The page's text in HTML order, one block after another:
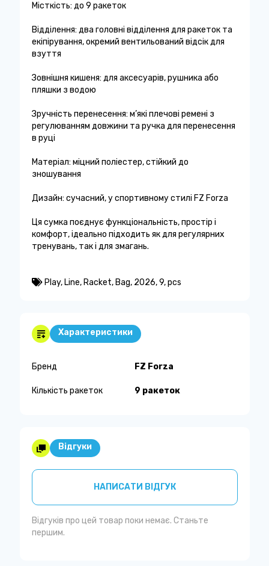
Місткість: до 9 ракеток
Відділення: два головні відділення для ракеток та
екіпірування, окремий вентильований відсік для
взуття
Зовнішня кишеня: для аксесуарів, рушника або
пляшки з водою
Зручність перенесення: м’які плечові ремені з
регулюванням довжини та ручка для перенесення
в руці
Матеріал: міцний поліестер, стійкий до
зношування
Дизайн: сучасний, у спортивному стилі FZ Forza
Ця сумка поєднує функціональність, простір і
комфорт, ідеально підходить як для регулярних
тренувань, так і для змагань.
Play, Line, Racket, Bag, 2026,9,pcs
Характеристики
Бренд FZ Forza
Кількість ракеток 9 ракеток
Відгуки
НАПИСАТИ ВІДГУК
Відгуків про цей товар поки немає. Станьте
першим.